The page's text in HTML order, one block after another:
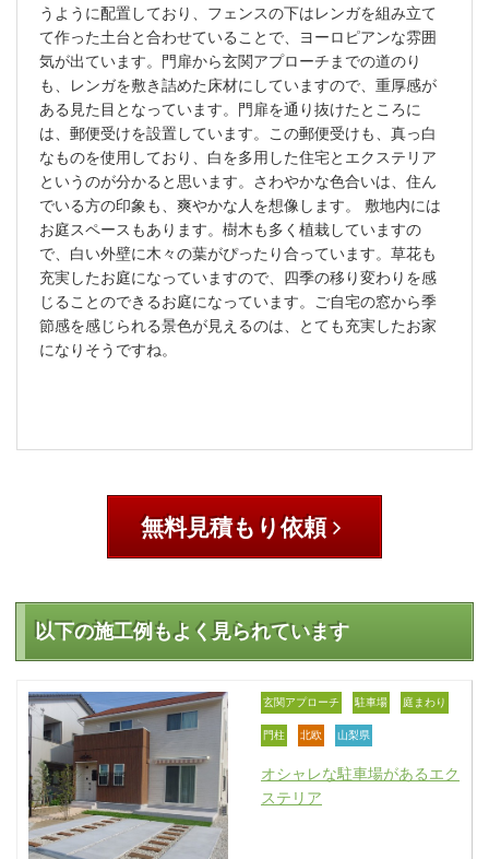
うように配置しており、フェンスの下はレンガを組み立て
て作った土台と合わせていることで、ヨーロピアンな雰囲
気が出ています。門扉から玄関アプローチまでの道のり
も、レンガを敷き詰めた床材にしていますので、重厚感が
ある見た目となっています。門扉を通り抜けたところに
は、郵便受けを設置しています。この郵便受けも、真っ白
なものを使用しており、白を多用した住宅とエクステリア
というのが分かると思います。さわやかな色合いは、住ん
でいる方の印象も、爽やかな人を想像します。 敷地内には
お庭スペースもあります。樹木も多く植栽していますの
で、白い外壁に木々の葉がぴったり合っています。草花も
充実したお庭になっていますので、四季の移り変わりを感
じることのできるお庭になっています。ご自宅の窓から季
節感を感じられる景色が見えるのは、とても充実したお家
になりそうですね。
無料見積もり依頼
以下の施工例もよく見られています
玄関アプローチ 駐車場 庭まわり
門柱 北欧 山梨県
オシャレな駐車場があるエク
ステリア